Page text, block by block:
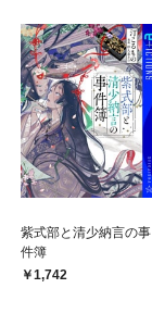
紫式部と清少納言の事
件簿
1,742